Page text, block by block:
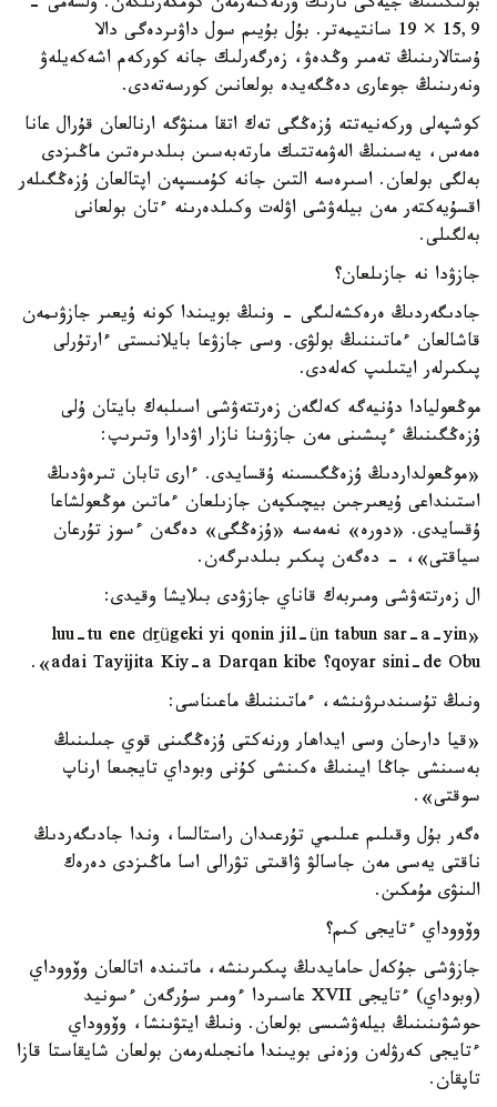
بولىگىنىڭ جيەگى نازىك ورنەكتەرمەن كومكەرىلگەن. ولشەمى -
15,9 × 19 سانتيمەتر. بۇل بۇيىم سول داۋىردەگى دالا
ۇستالارىنىڭ تەمىر وڭدەۋ، زەرگەرلىك جانە كوركەم اشەكەيلەۋ
ونەرىنىڭ جوعارى دەڭگەيدە بولعانىن كورسەتەدى.
كوشپەلى وركەنيەتتە ۇزەڭگى تەك اتقا مىنۋگە ارنالعان قۇرال عانا
ەمەس، يەسىنىڭ الەۋمەتتىك مارتەبەسىن بىلدىرەتىن ماڭىزدى
بەلگى بولعان. اسىرەسە التىن جانە كۇمىسپەن اپتالعان ۇزەڭگىلەر
اقسۇيەكتەر مەن بيلەۋشى اۋلەت وكىلدەرىنە ءتان بولعانى
بەلگىلى.
جازۋدا نە جازىلعان؟
جادىگەردىڭ ەرەكشەلىگى - ونىڭ بويىندا كونە ۇيعىر جازۋىمەن
قاشالعان ءماتىننىڭ بولۋى. وسى جازۋعا بايلانىستى ءارتۇرلى
پىكىرلەر ايتىلىپ كەلەدى.
موڭعوليادا دۇنيەگە كەلگەن زەرتتەۋشى اسىلبەك بايتان ۇلى
ۇزەڭگىنىڭ ءپىشىنى مەن جازۋىنا نازار اۋدارا وتىرىپ:
«موڭعولداردىڭ ۇزەڭگىسىنە ۇقسايدى. ءارى تابان تىرەۋدىڭ
استىنداعى ۇيعىرجىن بيچىكپەن جازىلعان ءماتىن موڭعولشاعا
ۇقسايدى. «دورە» نەمەسە «ۇزەڭگى» دەگەن ءسوز تۇرعان
سياقتى»، - دەگەن پىكىر بىلدىرگەن.
ال زەرتتەۋشى ومىربەك قاناي جازۋدى بىلايشا وقيدى:
«luu-tu ene dِrügeki yi qonin jil-ün tabun sar-a-yin
qoyar sini-de Obu؟ adai Tayijita Kiy-a Darqan kibe».
ونىڭ تۇسىندىرۋىنشە، ءماتىننىڭ ماعىناسى:
«قيا دارحان وسى ايداھار ورنەكتى ۇزەڭگىنى قوي جىلىنىڭ
بەسىنشى جاڭا ايىنىڭ ەكىنشى كۇنى وبوداي تايجىعا ارناپ
سوقتى».
ەگەر بۇل وقىلىم عىلىمي تۇرعىدان راستالسا، وندا جادىگەردىڭ
ناقتى يەسى مەن جاسالۋ ۋاقىتى تۋرالى اسا ماڭىزدى دەرەك
الىنۋى مۇمكىن.
وۆووداي ءتايجى كىم؟
جازۋشى جۇكەل حامايدىڭ پىكىرىنشە، ماتىندە اتالعان وۆووداي
(وبوداي) ءتايجى XVII عاسىردا ءومىر سۇرگەن ءسونيد
حوشۋىنىنىڭ بيلەۋشىسى بولعان. ونىڭ ايتۋىنشا، وۆووداي
ءتايجى كەرۋلەن وزەنى بويىندا مانجىلەرمەن بولعان شايقاستا قازا
تاپقان.